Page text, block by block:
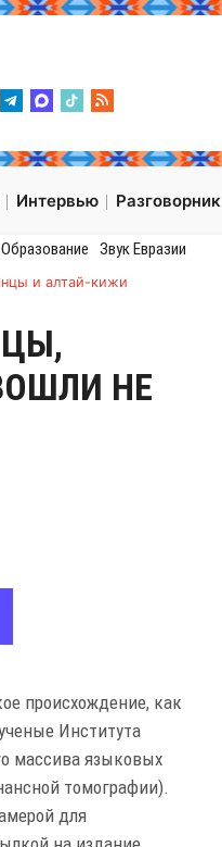
Интервью Разговорник
Образование Звук Евразии
и алтай-кижи
НЕ
происхождение, как
Института
массива языковых
томографии).
для